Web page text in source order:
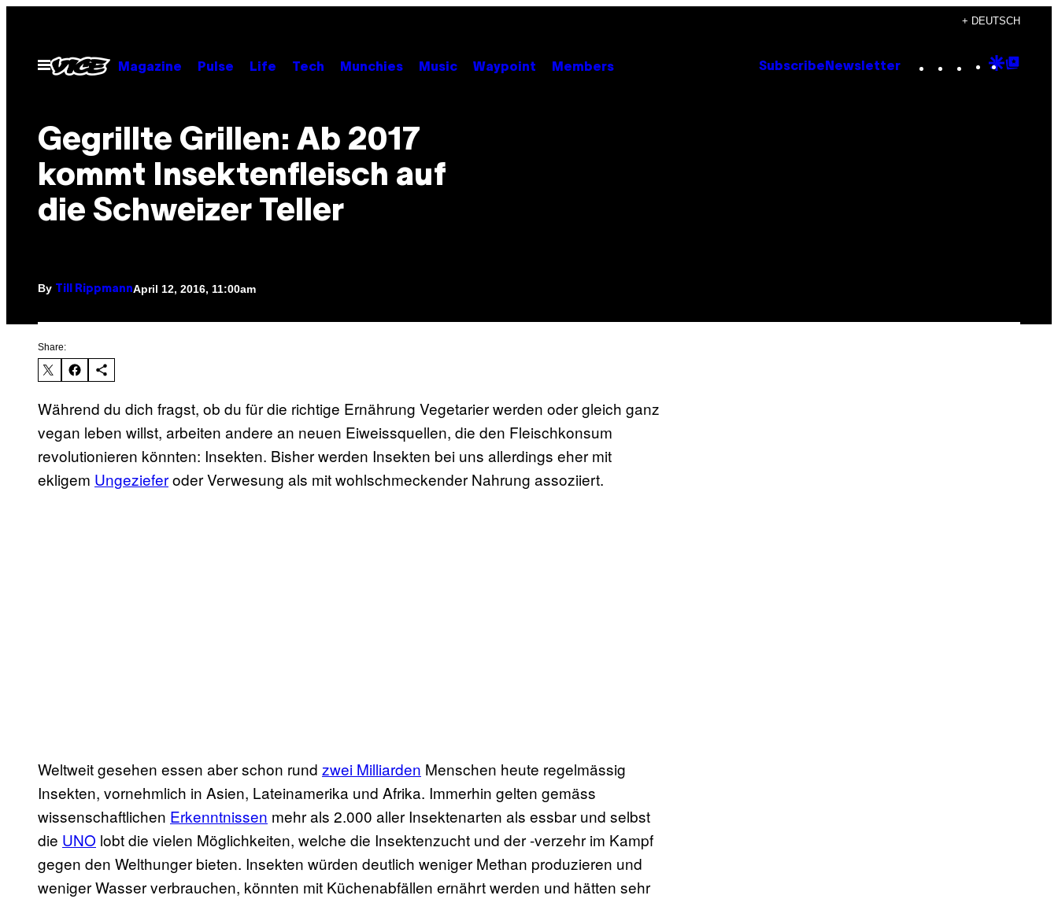
content
+ DEUTSCH
Open
Menu
Magazine Pulse Life Tech Munchies Music Waypoint Members Subscribe Newsletter Instagram
TikTok
YouTube
Google
Gegrillte Grillen: Ab 2017
kommt Insektenfleisch auf
die Schweizer Teller
By Till RippmannApril 12, 2016, 11:00am
Share:
Während du dich fragst, ob du für die richtige Ernährung Vegetarier werden oder gleich ganz
vegan leben willst, arbeiten andere an neuen Eiweissquellen, die den Fleischkonsum
revolutionieren könnten: Insekten. Bisher werden Insekten bei uns allerdings eher mit
ekligem Ungezieferoder Verwesung als mit wohlschmeckender Nahrung assoziiert.
Weltweit gesehen essen aber schon rund zwei Milliarden Menschen heute regelmässig
Insekten, vornehmlich in Asien, Lateinamerika und Afrika. Immerhin gelten gemäss
wissenschaftlichen Erkenntnissen mehr als 2.000 aller Insektenarten als essbar und selbst
die UNO lobt die vielen Möglichkeiten, welche die Insektenzucht und der -verzehr im Kampf
gegen den Welthunger bieten. Insekten würden deutlich weniger Methan produzieren und
weniger Wasser verbrauchen, könnten mit Küchenabfällen ernährt werden und hätten sehr